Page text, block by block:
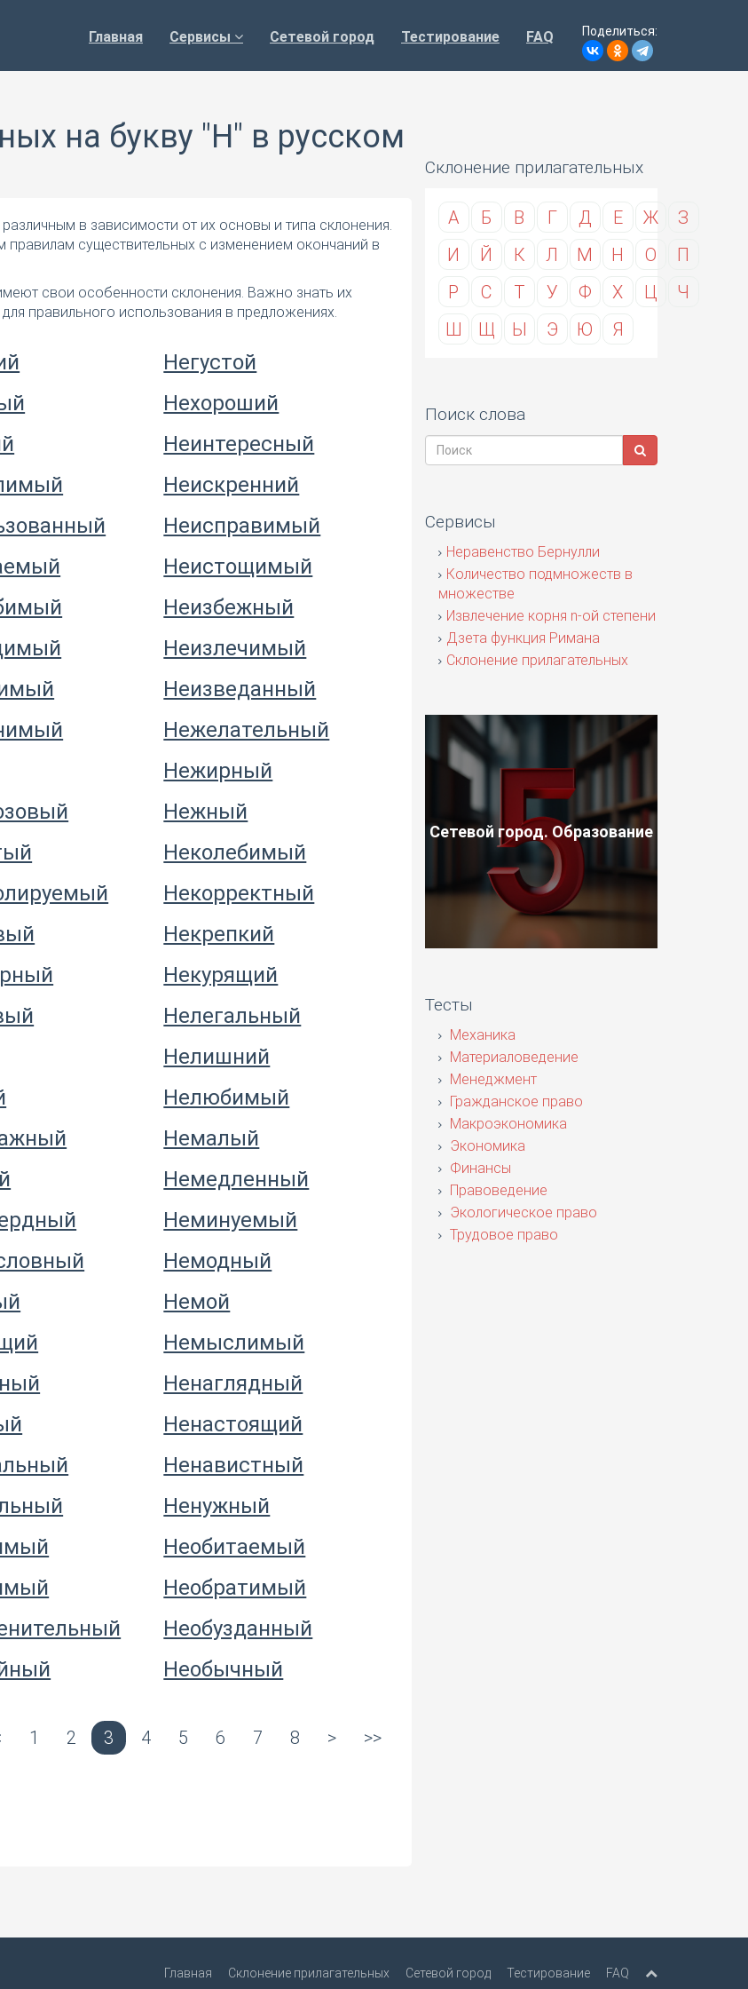
Главная Сервисы Сетевой город Тестирование FAQ Поделиться:
на букву "Н" в русском
в зависимости от их основы и типа склонения.
существительных с изменением окончаний в
свои особенности склонения. Важно знать их
правильного использования в предложениях.
Негустой
Нехороший
Неинтересный
Неискренний
Неисправимый
Неистощимый
Неизбежный
Неизлечимый
Неизведанный
Нежелательный
Нежирный
Нежный
Неколебимый
Некорректный
Некрепкий
Некурящий
Нелегальный
Нелишний
Нелюбимый
Немалый
Немедленный
Неминуемый
Немодный
Немой
Немыслимый
Ненаглядный
Ненастоящий
Ненавистный
Ненужный
Необитаемый
Необратимый
Необузданный
Необычный
1 2 3 4 5 6 7 8 > >>
Склонение прилагательных
А Б В Г Д Е Ж
З
И
Й К Л М Н О
П
Р
С Т У Ф Х Ц
Ч
Ш
Щ Ы Э Ю Я
Поиск слова
Сервисы
Неравенство Бернулли
Количество подмножеств в
множестве
Извлечение корня n-ой степени
Дзета функция Римана
Склонение прилагательных
Сетевой город. Образование
Тесты
Механика
Материаловедение
Менеджмент
Гражданское право
Макроэкономика
Экономика
Финансы
Правоведение
Экологическое право
Трудовое право
Главная Склонение прилагательных Сетевой город Тестирование FAQ